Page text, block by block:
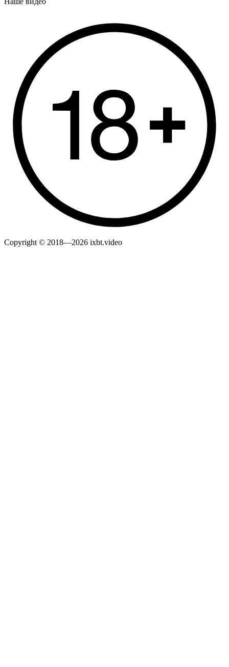
Copyright © 2018—2026 ixbt.video